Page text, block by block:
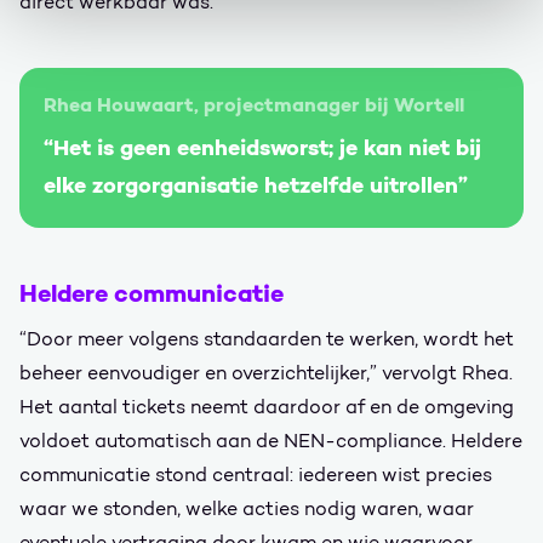
Rhea Houwaart, projectmanager bij Wortell
“Het is geen eenheidsworst; je kan niet bij
elke zorgorganisatie hetzelfde uitrollen”
Heldere communicatie
“Door meer volgens standaarden te werken, wordt het
beheer eenvoudiger en overzichtelijker,” vervolgt Rhea.
Het aantal tickets neemt daardoor af en de omgeving
voldoet automatisch aan de NEN-compliance. Heldere
communicatie stond centraal: iedereen wist precies
waar we stonden, welke acties nodig waren, waar